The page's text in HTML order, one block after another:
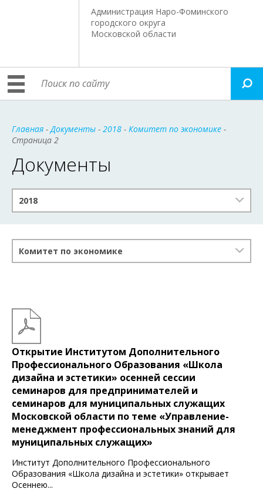
Администрация Наро-Фоминского
городского округа
Московской области
Главная -Документы - 2018 - Комитет по экономике -
Страница 2
Документы
2018
Комитет по экономике
Открытие Институтом Дополнительного
Профессионального Образования «Школа
дизайна и эстетики» осенней сессии
семинаров для предпринимателей и
семинаров для муниципальных служащих
Московской области по теме «Управление-
менеджмент профессиональных знаний для
муниципальных служащих»
Институт Дополнительного Профессионального
Образования «Школа дизайна и эстетики» открывает
Осеннею...